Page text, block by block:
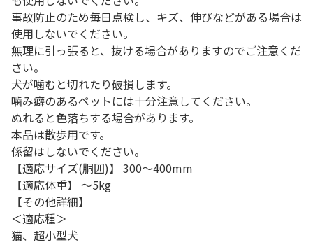
事故防止のため毎日点検し、キズ、伸びなどがある場合は
使用しないでください。
無理に引っ張ると、抜ける場合がありますのでご注意くだ
さい。
犬が噛むと切れたり破損します。
噛み癖のあるペットには十分注意してください。
ぬれると色落ちする場合があります。
本品は散歩用です。
係留はしないでください。
【適応サイズ(胴囲)】 300～400mm
【適応体重】 ～5kg
【その他詳細】
＜適応種＞
猫、超小型犬